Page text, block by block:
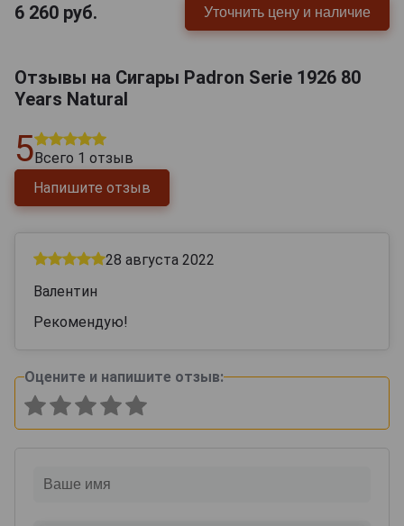
6 260 руб. Уточнить цену и наличие
Отзывы на Сигары Padron Serie 1926 80
Years Natural
5Всего 1 отзыв
Напишите отзыв
28 августа 2022
Валентин
Рекомендую!
Оцените и напишите отзыв: